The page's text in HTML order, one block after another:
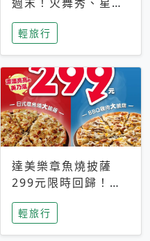
踩街與七夕石聖爺祈
福登場
輕旅行
達美樂章魚燒披薩
299元限時回歸！父
親節火山套餐499
元、分享餐829元同
步開吃
輕旅行